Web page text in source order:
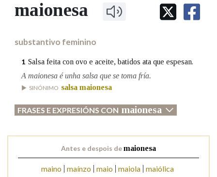
IDENTIDADE CORPORATIVA
MARCIAL DEL ADALID
FIGURAS HOMENAXEADAS
PRIMAVERA DAS LETRAS
PORTAL DAS PALABRAS
Facebook
TwitterYoutubeInstagram
Bluesky
BUSCAR NOS LEMAS
Contén
BUSCAR NO CONTIDO
Nas definicións
maionesa
substantivo feminino
1 Salsa feita con ovo e aceite, batidos ata que espesan.
A maionesa é unha salsa que se toma fría.
SINÓNIMO salsa maionesa
FRASES E EXPRESIÓNS CON maionesa
Antes e despois demaionesa
maino maínzo maio maiola
maiólica